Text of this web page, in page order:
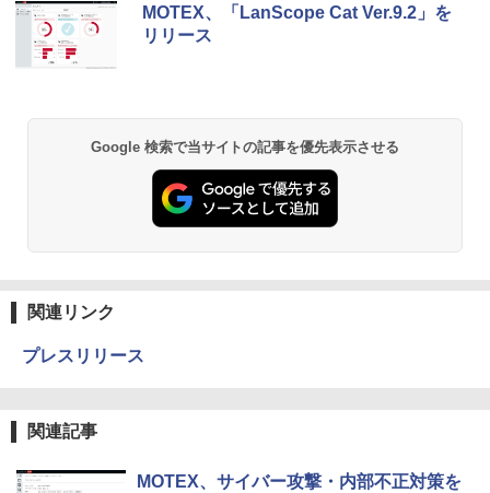
MOTEX、「LanScope Cat Ver.9.2」を
リリース
Google 検索で当サイトの記事を優先表示させる
関連リンク
プレスリリース
関連記事
MOTEX、サイバー攻撃・内部不正対策を